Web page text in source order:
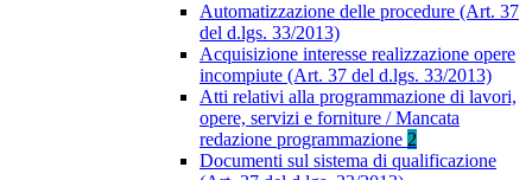
Automatizzazione delle procedure (Art. 37
del d.lgs. 33/2013)
Acquisizione interesse realizzazione opere
incompiute (Art. 37 del d.lgs. 33/2013)
Atti relativi alla programmazione di lavori,
opere, servizi e forniture / Mancata
redazione programmazione 2
Documenti sul sistema di qualificazione